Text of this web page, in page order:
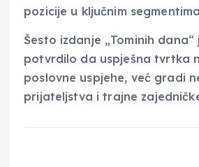
pozicije u ključnim
Šesto izdanje „Tominih dana“
potvrdilo da uspješna tvrtka
poslovne uspjehe, već gradi
prijateljstva i trajne